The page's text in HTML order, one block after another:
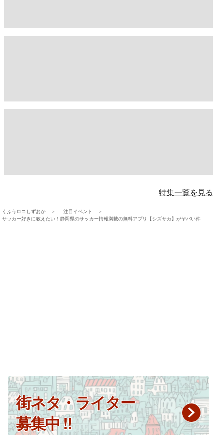
特集一覧を見る
くふうロコしずおか
注目イベント
サッカー好きに教えたい！静岡県のサッカー情報満載の無料アプリ【シズサカ】がヤバい件
街ネタ・ライター
募集中 !!